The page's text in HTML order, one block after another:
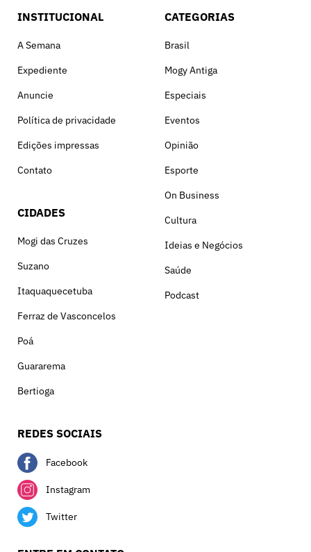
INSTITUCIONAL
A Semana
Expediente
Anuncie
Política de privacidade
Edições impressas
Contato
CIDADES
Mogi das Cruzes
Suzano
Itaquaquecetuba
Ferraz de Vasconcelos
Poá
Guararema
Bertioga
CATEGORIAS
Brasil
Mogy Antiga
Especiais
Eventos
Opinião
Esporte
On Business
Cultura
Ideias e Negócios
Saúde
Podcast
REDES SOCIAIS
Facebook
Instagram
Twitter